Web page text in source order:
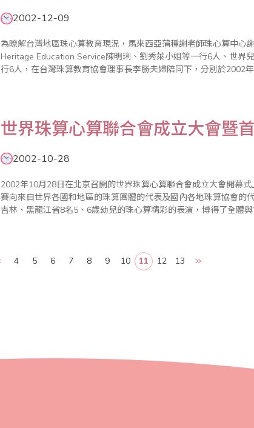
2002-12-09
為瞭解台灣地區珠心算教育現況，馬來西亞蒲種謝老師珠心算中心
Heritage Education Service陳明琍、劉秀萊小姐等一行6人、世界兒童心算育藝教材供應社紀耀賢先生等一
行6人，在台灣珠算教育協會理事長李勝夫婦陪同下，分別於2002年12月9日上午 及12
世界珠算心算聯合會成立大會暨
2002-10-28
2002年10月28日在北京召開的世界珠算心算聯合會成立大會開幕
賽向來自世界各國和地區的珠算團體的代表及國內各地珠算協會的
吉林、黑龍江省8名5、6歲幼兒的珠心算精彩的表演，博得了全體
4 5 6 7 8 9 10 11 12 13